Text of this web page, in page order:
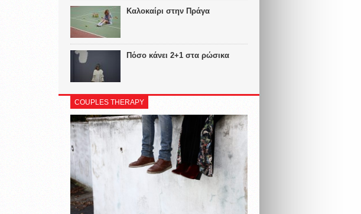
Καλοκαίρι στην Πράγα
Πόσο κάνει 2+1 στα ρώσικα
COUPLES THERAPY